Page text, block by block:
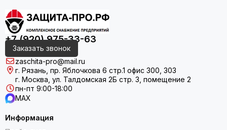
+7 (920) 975-33-63
Заказать звонок
zaschita-pro@mail.ru
г. Рязань, пр. Яблочкова 6 стр.1 офис 300, 303
г. Москва, ул. Талдомская 2Б стр. 3, помещение 2
пн-пт 9:00-18:00
MAX
Информация